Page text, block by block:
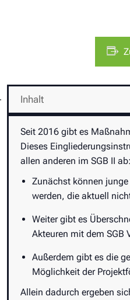
Inhalt
Seit 2016 gibt es
Dieses
allen anderen im SGB II ab:
Zunächst können
werden, die aktuell
Weiter gibt es
Akteuren mit dem SGB
Außerdem gibt es die
Möglichkeit der
Allein dadurch ergeben